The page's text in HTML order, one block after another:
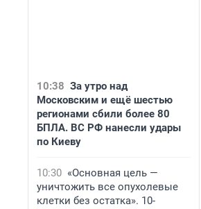
10:38 За утро над
Московским и ещё шестью
регионами сбили более 80
БПЛА. ВС РФ нанесли удары
по Киеву
10:30 «Основная цель —
уничтожить все опухолевые
клетки без остатка». 10-